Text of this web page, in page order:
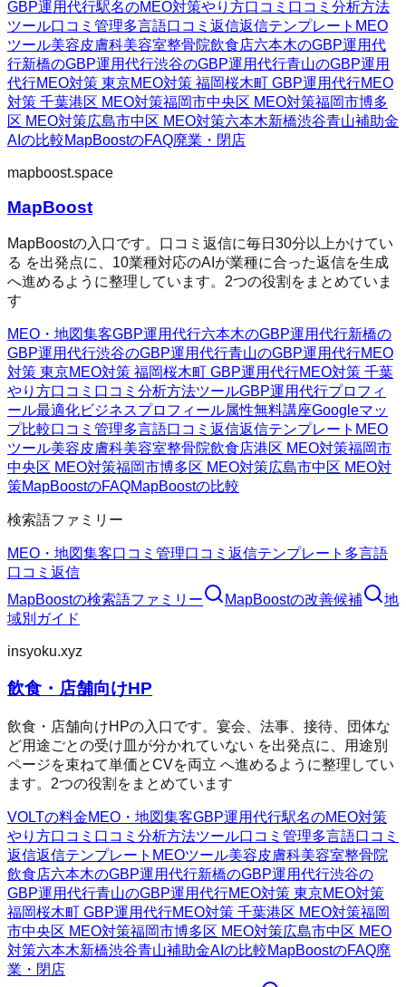
GBP運用代行駅名のMEO対策やり方口コミ 口コミ分析方法
ツール口コミ管理多言語口コミ返信返信テンプレート MEO
ツール美容皮膚科美容室整骨院飲食店六本木のGBP運用代
行新橋のGBP運用代行渋谷のGBP運用代行青山のGBP運用
代行MEO対策 東京MEO対策 福岡桜木町 GBP運用代行MEO
対策 千葉港区 MEO対策福岡市中央区 MEO対策福岡市博多
区 MEO対策広島市中区 MEO対策六本木新橋渋谷青山補助金
AIの比較MapBoostのFAQ廃業・閉店
mapboost.space
MapBoost
MapBoostの入口です。口コミ返信に毎日30分以上かけてい
る を出発点に、10業種対応のAIが業種に合った返信を生成
へ進めるように整理しています。2つの役割をまとめていま
す
MEO・地図集客GBP運用代行六本木のGBP運用代行新橋の
GBP運用代行渋谷のGBP運用代行青山のGBP運用代行MEO
対策 東京MEO対策 福岡桜木町 GBP運用代行MEO対策 千葉
やり方口コミ 口コミ分析方法ツールGBP運用代行プロフィ
ール最適化ビジネスプロフィール属性無料講座Googleマッ
プ比較口コミ管理多言語口コミ返信返信テンプレート MEO
ツール美容皮膚科美容室整骨院飲食店港区 MEO対策福岡市
中央区 MEO対策福岡市博多区 MEO対策広島市中区 MEO対
策MapBoostのFAQMapBoostの比較
検索語ファミリー
MEO・地図集客口コミ管理口コミ返信テンプレート 多言語
口コミ返信
MapBoostの検索語ファミリー MapBoostの改善候補
地
域別ガイド
insyoku.xyz
飲食・店舗向けHP
飲食・店舗向けHPの入口です。宴会、法事、接待、団体な
ど用途ごとの受け皿が分かれていない を出発点に、用途別
ページを束ねて単価とCVを両立 へ進めるように整理してい
ます。2つの役割をまとめています
VOLTの料金MEO・地図集客GBP運用代行駅名のMEO対策
やり方口コミ 口コミ分析方法ツール口コミ管理多言語口コミ
返信返信テンプレート MEOツール美容皮膚科美容室整骨院
飲食店六本木のGBP運用代行新橋のGBP運用代行渋谷の
GBP運用代行青山のGBP運用代行MEO対策 東京MEO対策
福岡桜木町 GBP運用代行MEO対策 千葉港区 MEO対策福岡
市中央区 MEO対策福岡市博多区 MEO対策広島市中区 MEO
対策六本木新橋渋谷青山補助金AIの比較MapBoostのFAQ廃
業・閉店